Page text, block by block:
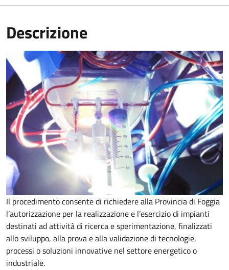
Descrizione
Il procedimento consente di richiedere alla Provincia di Foggia
l’autorizzazione per la realizzazione e l’esercizio di impianti
destinati ad attività di ricerca e sperimentazione, finalizzati
allo sviluppo, alla prova e alla validazione di tecnologie,
processi o soluzioni innovative nel settore energetico o
industriale.